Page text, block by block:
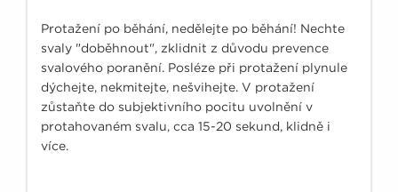
Protažení po běhání, nedělejte po běhání! Nechte
svaly "doběhnout", zklidnit z důvodu prevence
svalového poranění. Posléze při protažení plynule
dýchejte, nekmitejte, nešvihejte. V protažení
zůstaňte do subjektivního pocitu uvolnění v
protahovaném svalu, cca 15-20 sekund, klidně i
více.